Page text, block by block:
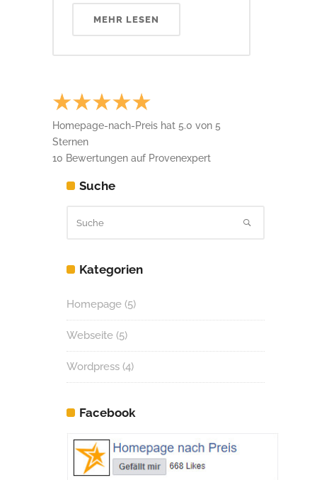
MEHR LESEN
Homepage-nach-Preis hat 5.0 von 5
Sternen
10 Bewertungen auf Provenexpert
Suche
Kategorien
Homepage (5)
Webseite (5)
Wordpress (4)
Facebook